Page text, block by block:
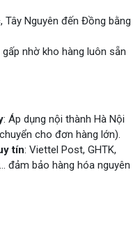
Tây Nguyên đến Đồng bằng
nhờ kho hàng luôn sẵn
: Áp dụng nội thành Hà Nội
cho đơn hàng lớn).
tín: Viettel Post, GHTK,
đảm bảo hàng hóa nguyên